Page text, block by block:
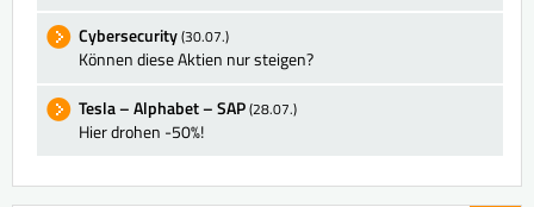
Cybersecurity(30.07.)
Können diese Aktien nur steigen?
Tesla – Alphabet – SAP(28.07.)
Hier drohen -50%!